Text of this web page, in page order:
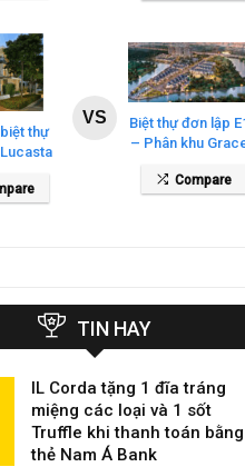
thự
175m2
tỷ
VS
Biệt thự đơn lập
– Phân khu
Waters
Compare
TIN HAY
IL Corda tặng 1 đĩa tráng
miệng các loại và 1 sốt
Truffle khi thanh toán bằng
thẻ Nam Á Bank